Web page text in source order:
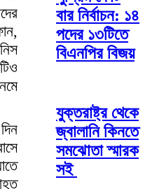
বার নির্বাচন: ১৪
পদের ১৩টিতে
বিএনপির বিজয়
যুক্তরাষ্ট্র থেকে
জ্বালানি কিনতে
সমঝোতা স্মারক
সই